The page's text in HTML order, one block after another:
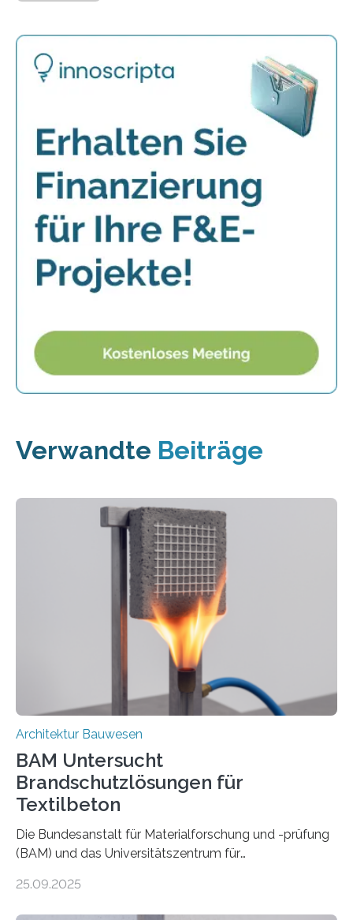
Verwandte Beiträge
Architektur Bauwesen
BAM Untersucht
Brandschutzlösungen für
Textilbeton
Die Bundesanstalt für Materialforschung und -prüfung
(BAM) und das Universitätszentrum für
untersuchen in einem gemeinsamen Forschungsprojekt
25.09.2025